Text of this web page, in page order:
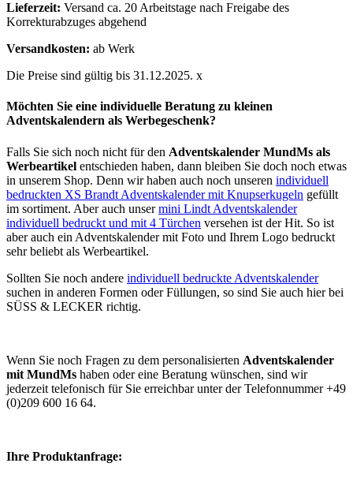
Lieferzeit: Versand ca. 20 Arbeitstage nach Freigabe des
Korrekturabzuges abgehend
Versandkosten: ab Werk
Die Preise sind gültig bis 31.12.2025. x
Möchten Sie eine individuelle Beratung zu kleinen
Adventskalendern als Werbegeschenk?
Falls Sie sich noch nicht für den Adventskalender MundMs als
Werbeartikel entschieden haben, dann bleiben Sie doch noch etwas
in unserem Shop. Denn wir haben auch noch unseren individuell
bedruckten XS Brandt Adventskalender mit Knupserkugeln gefüllt
im sortiment. Aber auch unsermini Lindt Adventskalender
individuell bedruckt und mit 4 Türchen versehen ist der Hit. So ist
aber auch ein Adventskalender mit Foto und Ihrem Logo bedruckt
sehr beliebt als Werbeartikel.
Sollten Sie noch andere individuell bedruckte Adventskalender
suchen in anderen Formen oder Füllungen, so sind Sie auch hier bei
SÜSS & LECKER richtig.
Wenn Sie noch Fragen zu dem personalisierten Adventskalender
mit MundMs haben oder eine Beratung wünschen, sind wir
jederzeit telefonisch für Sie erreichbar unter der Telefonnummer +49
(0)209 600 16 64.
Ihre Produktanfrage: